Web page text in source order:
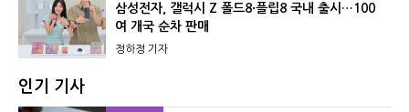
삼성전자, 갤럭시 Z 폴드8·플립8 국내 출시…100
여 개국 순차 판매
정하정 기자
인기 기사